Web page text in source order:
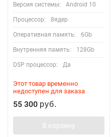
Версия системы: Android 10
Процессор: 8ядер
Оперативная память: 6Gb
Внутренняя память: 128Gb
DSP процессор: Да
Этот товар временно
недоступен для заказа
55 300 руб.
В корзину